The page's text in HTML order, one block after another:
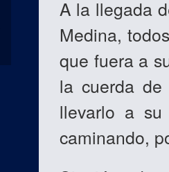
A la llegada
Medina,
que fuera a
la cuerda
llevarlo a su
caminando,